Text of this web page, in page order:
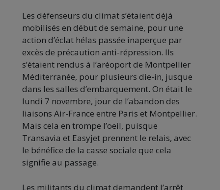
Les défenseurs du climat s’étaient déjà
mobilisés en début de semaine, pour une
action d’éclat hélas passée inaperçue par
excès de précaution anti-répression. Ils
s’étaient rendus à l’aréoport de Montpellier
Méditerranée, pour plusieurs die-in, jusque
dans les salles d’embarquement. On était le
lundi 7 novembre, jour de l’abandon des
liaisons Air-France entre Paris et Montpellier.
Mais cela en trompe l’oeil, puisque
Transavia et Easyjet prennent le relais, avec
le bénéfice de la casse sociale que cela
signifie au passage.
Les militants du climat demandent l’arrêt